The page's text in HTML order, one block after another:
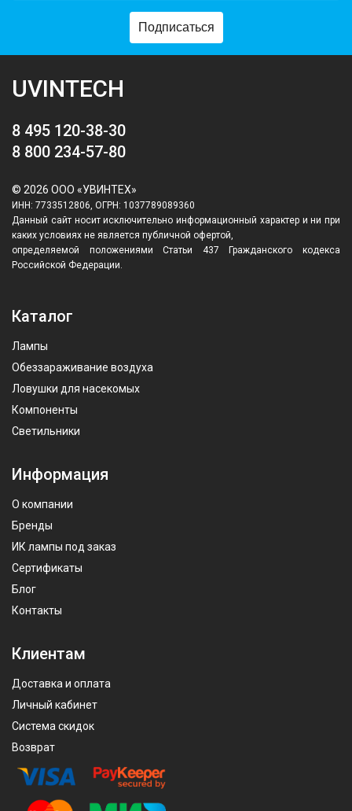
Подписаться
UVINTECH
8 495 120-38-30
8 800 234-57-80
© 2026 ООО «УВИНТЕХ»
ИНН: 7733512806, ОГРН: 1037789089360
Данный сайт носит исключительно информационный характер и ни при
каких условиях не является публичной офертой,
определяемой положениями Статьи 437 Гражданского кодекса
Российской Федерации.
Каталог
Лампы
Обеззараживание воздуха
Ловушки для насекомых
Компоненты
Светильники
Информация
О компании
Бренды
ИК лампы под заказ
Сертификаты
Блог
Контакты
Клиентам
Доставка и оплата
Личный кабинет
Система скидок
Возврат